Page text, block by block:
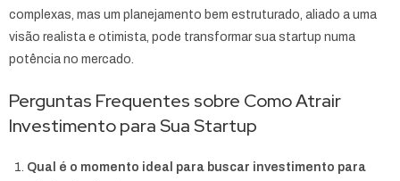
complexas, mas um planejamento bem estruturado, aliado a uma
visão realista e otimista, pode transformar sua startup numa
potência no mercado.
Perguntas Frequentes sobre Como Atrair
Investimento para Sua Startup
Qual é o momento ideal para buscar investimento para